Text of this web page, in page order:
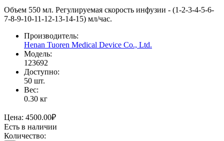
Объем 550 мл. Регулируемая скорость инфузии - (1-2-3-4-5-6-
7-8-9-10-11-12-13-14-15) мл/час.
Производитель:
Henan Tuoren Medical Device Co., Ltd.
Модель:
123692
Доступно:
50 шт.
Вес:
0.30 кг
Цена: 4500.00₽
Есть в наличии
Количество: